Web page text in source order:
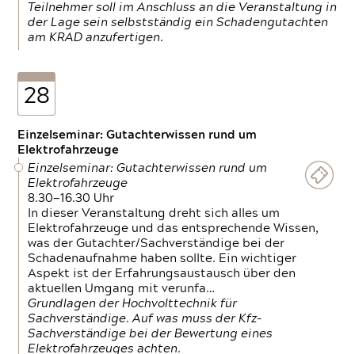
Teilnehmer soll im Anschluss an die Veranstaltung in
der Lage sein selbstständig ein Schadengutachten
am KRAD anzufertigen.
28
Einzelseminar: Gutachterwissen rund um
Elektrofahrzeuge
Einzelseminar: Gutachterwissen rund um
Elektrofahrzeuge
8.30—16.30 Uhr
In dieser Veranstaltung dreht sich alles um
Elektrofahrzeuge und das entsprechende Wissen,
was der Gutachter/Sachverständige bei der
Schadenaufnahme haben sollte. Ein wichtiger
Aspekt ist der Erfahrungsaustausch über den
aktuellen Umgang mit verunfa…
Grundlagen der Hochvolttechnik für
Sachverständige. Auf was muss der Kfz-
Sachverständige bei der Bewertung eines
Elektrofahrzeuges achten.